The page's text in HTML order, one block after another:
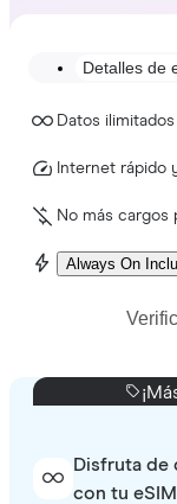
Detalles de
Datos ilimitados
Internet rápido
No más cargos
Always On
Disfruta de
con tu